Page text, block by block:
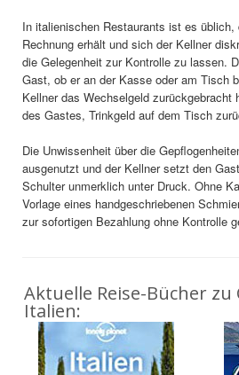
In italienischen Restaurants ist es
Rechnung erhält und sich der Kellner
die Gelegenheit zur Kontrolle zu lassen.
Gast, ob er an der Kasse oder am Tisch
Kellner das Wechselgeld
des Gastes, Trinkgeld auf dem Tisch
Die Unwissenheit über die
ausgenutzt und der Kellner setzt den
Schulter unmerklich unter Druck. Ohne
Vorlage eines handgeschriebenen
zur sofortigen Bezahlung ohne Kontrolle
Aktuelle Reise-Bücher zu
Italien: